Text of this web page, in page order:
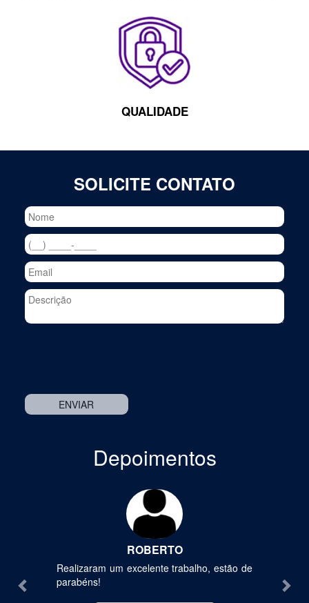
QUALIDADE
SOLICITE CONTATO
Depoimentos
ROBERTO
Realizaram um excelente trabalho, estão de
parabéns!